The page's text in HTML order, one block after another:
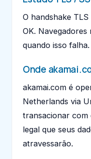
O handshake
OK.
quando isso falha.
Onde
akamai.com é
Netherlands via
transacionar com
legal que seus
atravessarão.